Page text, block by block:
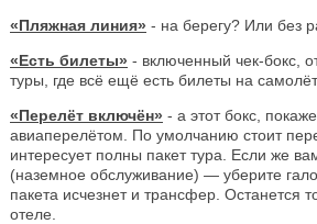
«Пляжная линия» - на берегу? Или без
«Есть билеты» - включенный чек-бокс,
туры, где всё ещё есть билеты на
«Перелёт включён» - а этот бокс,
авиаперелётом. По умолчанию стоит
интересует полны пакет тура. Если же
(наземное обслуживание) — уберите
пакета исчезнет и трансфер. Останется
отеле.